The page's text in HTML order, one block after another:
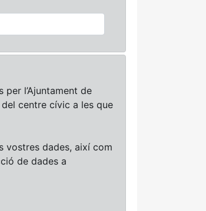
l’Ajuntament de
centre cívic a les que
vostres dades, així com
de dades a